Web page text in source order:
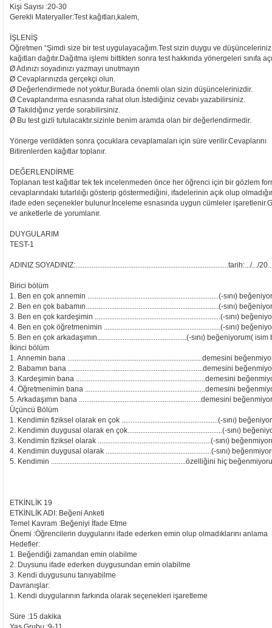
Kişi Sayısı :20-30
Gerekli Materyaller:Test kağıtları,kalem,
İŞLENİŞ
Öğretmen “Şimdi size bir test uygulayacağım.Test sizin duygu ve
kağıtları dağıtır.Dağıtma işlemi bittikten sonra test hakkında yönergeleri sınıfa
Ø Adınızı soyadınızı yazmayı unutmayın
Ø Cevaplarınızda gerçekçi olun.
Ø Değerlendirmede not yoktur.Burada önemli olan sizin düşüncelerinizdir.
Ø Cevaplandırma esnasında rahat olun.İstediğiniz cevabı yazabilirsiniz.
Ø Takıldığınız yerde sorabilirsiniz.
Ø Bu test gizli tutulacaktır.sizinle benim aramda olan bir değerlendirmedir.
Yönerge verildikten sonra çocuklara cevaplamaları için süre verilir.Cevaplarını
Bitirenlerden kağıtlar toplanır.
DEĞERLENDİRME
Toplanan test kağıtlar tek tek incelenmeden önce her öğrenci için bir gözlem
cevaplarındaki tutarlılığı gösterip göstermediğini, ifadelerinin açık olup
ifade eden seçenekler bulunur.İnceleme esnasında uygun cümleler
ve anketlerle de yorumlanır.
DUYGULARIM
TEST-1
ADINIZ SOYADINIZ:....................................................................................tarih:.../.../
Birici bölüm
1. Ben en çok annemin ........................................................................(-sını)
2. Ben en çok babamın.........................................................................(-sını)
3. Ben en çok kardeşimin .....................................................................(-sını)
4. Ben en çok öğretmenimin ................................................................(-sını)
5. Ben en çok arkadaşımın.................................................(-sını) beğeniyorum(
İkinci bölüm
1. Annemin bana ..........................................................................demesini
2. Babamın bana ..........................................................................demesini
3. Kardeşimin bana .......................................................................demesini
4. Öğretmenimin bana ..................................................................demesini
5. Arkadaşımın bana ...................................................................demesini
Üçüncü Bölüm
1. Kendimin fiziksel olarak en çok .....................................................(-sını)
2. Kendimin duygusal olarak en çok....................................................(-sını)
3. Kendimin fiziksel olarak ..............................................................(-sını)
4. Kendimin duygusal olarak ..........................................................(-sını)
5. Kendimin ..........................................................................özelliğini hiç
ETKİNLİK 19
ETKİNLİK ADI: Beğeni Anketi
Temel Kavram :Beğeniyi İfade Etme
Önemi :Öğrencilerin duygularını ifade ederken emin olup olmadıklarını anlama
Hedefler:
1. Beğendiği zamandan emin olabilme
2. Duysunu ifade ederken duygusundan emin olabilme
3. Kendi duygusunu tanıyabilme
Davranışlar:
1. Kendi duygularının farkında olarak seçenekleri işaretleme
Süre :15 dakika